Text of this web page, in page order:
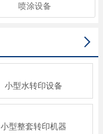
喷涂设备

小型水转印设备
小型整套转印机器